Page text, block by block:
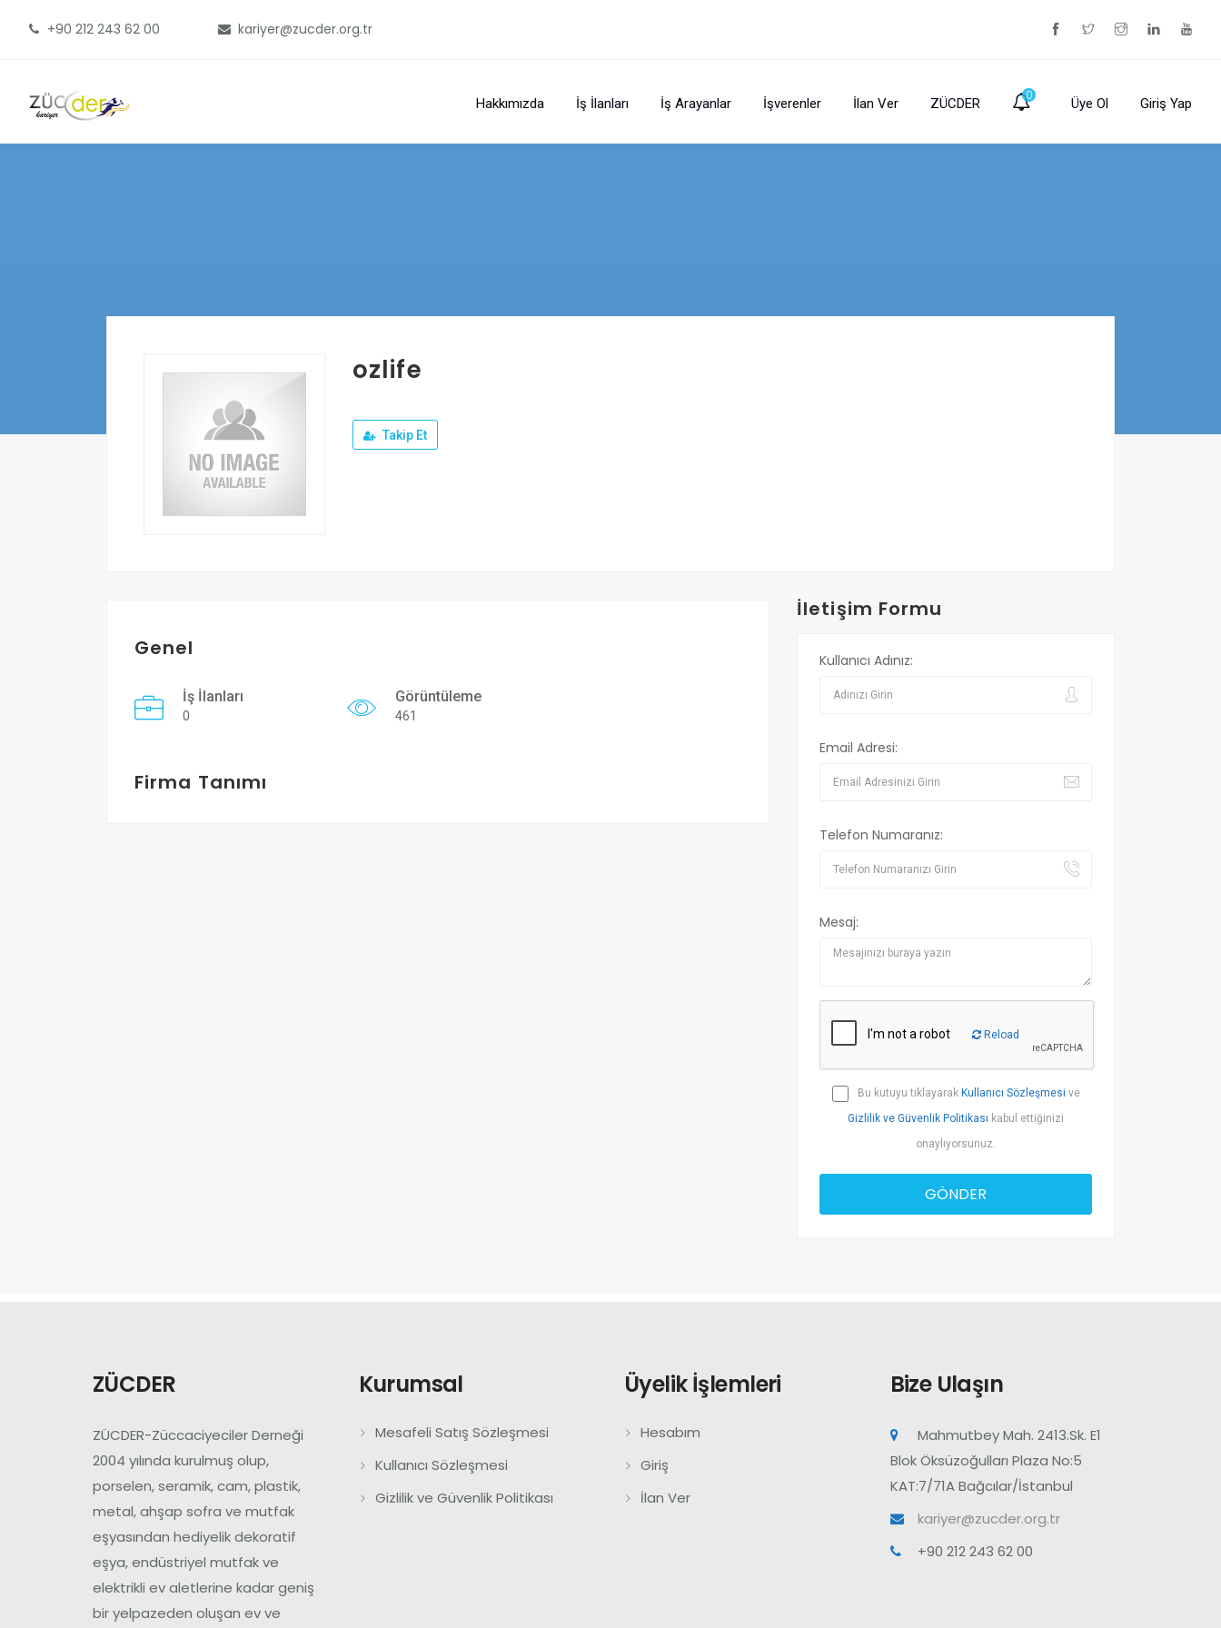
+90 212 243 62 00 kariyer@zucder.org.tr
Hakkımızda İş İlanları İş Arayanlar İşverenler İlan Ver ZÜCDER
0
Üye Ol Giriş Yap
ozlife
Takip Et
Genel
İş İlanları
0
Görüntüleme
461
Firma Tanımı
İletişim Formu
Kullanıcı Adınız:
Email Adresi:
Telefon Numaranız:
Mesaj:
Reload
Bu kutuyu tıklayarak Kullanıcı Sözleşmesi ve
Gizlilik ve Güvenlik Politikası kabul ettiğinizi
onaylıyorsunuz.
ZÜCDER
ZÜCDER-Züccaciyeciler Derneği
2004 yılında kurulmuş olup,
porselen, seramik, cam, plastik,
metal, ahşap sofra ve mutfak
eşyasından hediyelik dekoratif
eşya, endüstriyel mutfak ve
elektrikli ev aletlerine kadar geniş
bir yelpazeden oluşan ev ve
Kurumsal
Mesafeli Satış Sözleşmesi
Kullanıcı Sözleşmesi
Gizlilik ve Güvenlik Politikası
Üyelik İşlemleri
Hesabım
Giriş
İlan Ver
Bize Ulaşın
Mahmutbey Mah. 2413.Sk. E1
Blok Öksüzoğulları Plaza No:5
KAT:7/71A Bağcılar/İstanbul
kariyer@zucder.org.tr
+90 212 243 62 00